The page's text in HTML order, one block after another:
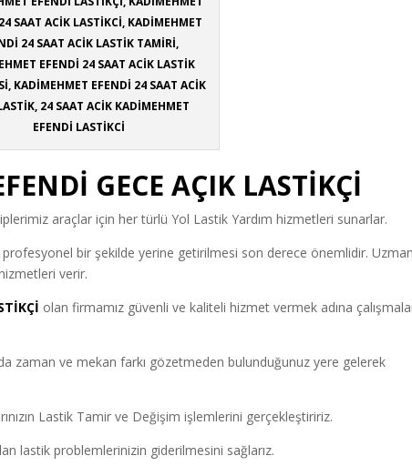
SAAT ACİK LASTİKCİ, KADİMEHMET
24 SAAT ACİK LASTİK TAMİRİ,
EFENDİ 24 SAAT ACİK LASTİK
KADİMEHMET EFENDİ 24 SAAT ACİK
24 SAAT ACİK KADİMEHMET
EFENDİ LASTİKCİ
GECE AÇIK LASTİKÇİ
araçlar için her türlü Yol Lastik Yardım hizmetleri sunarlar.
bir şekilde yerine getirilmesi son derece önemlidir. Uzman
verir.
olan firmamız güvenli ve kaliteli hizmet vermek adına
zaman ve mekan farkı gözetmeden bulunduğunuz yere gelerek
Lastik Tamir ve Değişim işlemlerini gerçekleştiririz.
lastik problemlerinizin giderilmesini sağlarız.